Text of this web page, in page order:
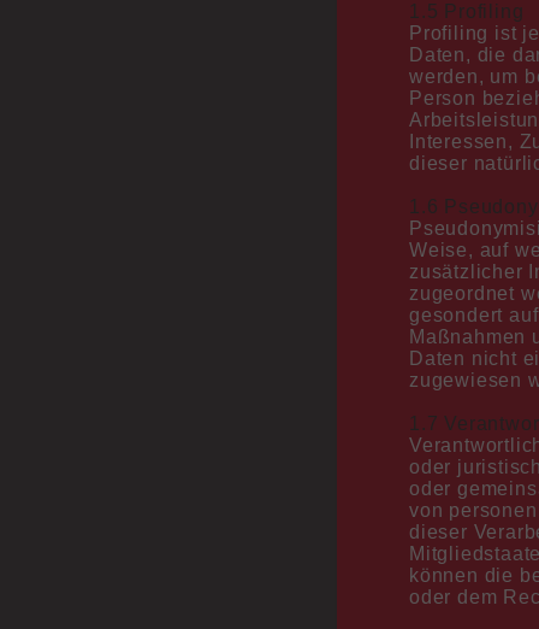
1.5 Profiling
Profiling ist
Daten, die
werden, um
Person
Interessen,
dieser
1.6
Weise, auf
zusätzlicher
zugeordnet
gesondert
Maßnahmen
Daten nicht
zugewiesen
1.7
oder
oder
von
dieser
können die
oder dem